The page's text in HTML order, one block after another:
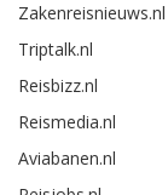
Zakenreisnieuws.nl
Triptalk.nl
Reisbizz.nl
Reismedia.nl
Aviabanen.nl